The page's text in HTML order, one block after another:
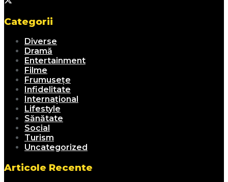
Categorii
Diverse
Dramă
Entertainment
Filme
Frumusețe
Infidelitate
Internațional
Lifestyle
Sănătate
Social
Turism
Uncategorized
Articole Recente